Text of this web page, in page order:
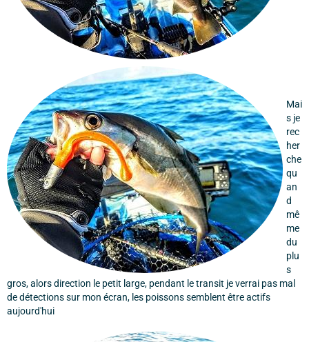
Mai
s je
rec
her
che
qu
an
d
mê
me
du
plu
s
gros, alors direction le petit large, pendant le transit je verrai pas mal
de détections sur mon écran, les poissons semblent être actifs
aujourd'hui